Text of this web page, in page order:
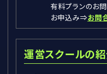
有料プランのお問
お申込み⇒お問
運営スクールの